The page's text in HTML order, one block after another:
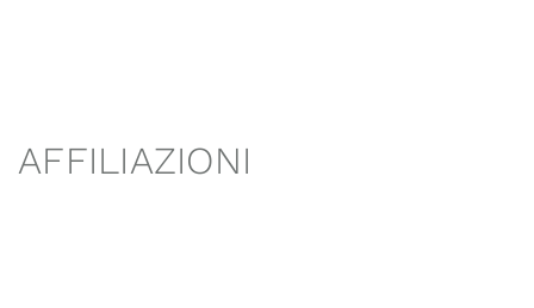
AFFILIAZIONI